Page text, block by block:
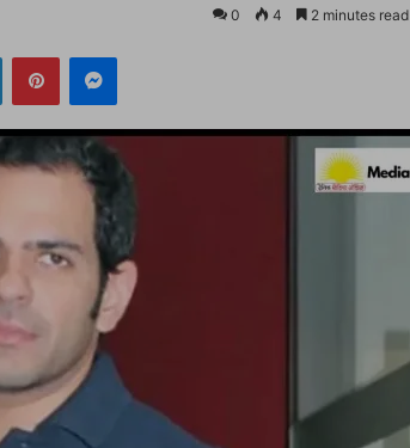
0 4 2 minutes read
LinkedInPinterestMessenger